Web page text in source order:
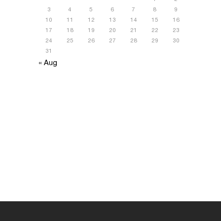
« Aug
3
4 5 6 7 8
9
10
11 12 13 14 15
16
17
18 19 20 21 22
23
24
25 26 27 28 29
30
31